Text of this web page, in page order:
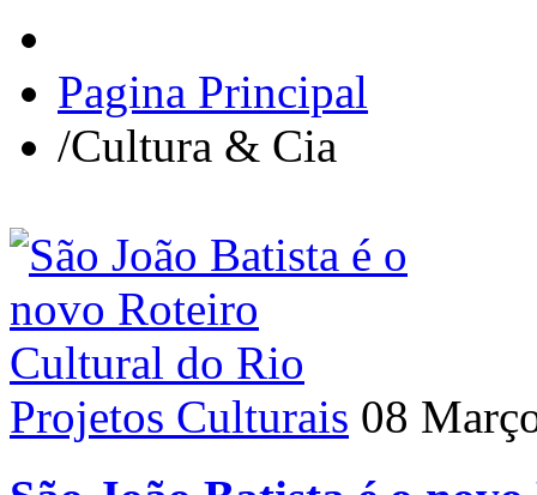
Pagina Principal
/Cultura & Cia
Projetos Culturais 08